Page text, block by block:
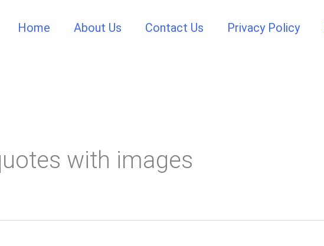
Home About Us Contact Us Privacy Policy
with images